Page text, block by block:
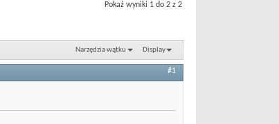
Pokaż wyniki 1 do 2 z 2
Narzędzia wątku Display
#1